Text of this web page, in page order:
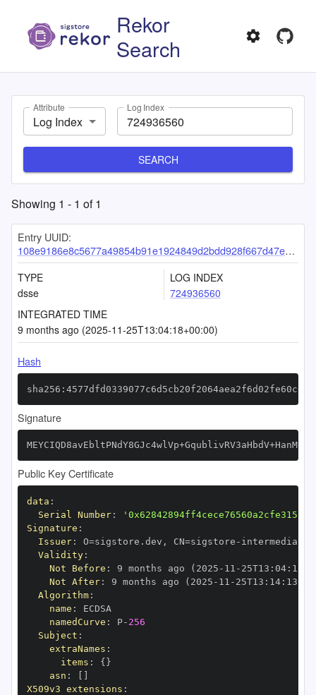
Rekor
Search
Attribute
Log Index
Log Index
SEARCH
Showing 1 - 1 of1
Entry UUID:
108e9186e8c5677a49854b91e1924849d2bdd928f667d47e485b0af1f92e55b5d7ede19c5aa1dc5d
TYPE
dsse
LOG INDEX
724936560
INTEGRATED TIME
9 months ago (2025-11-25T13:04:18+00:00)
Hash
Signature
Public Key Certificate
data :
Serial Number:
Signature :
Issuer: O=sigstore.dev , CN=sigstore -
Validity:
Not Before : 9 months ago (2025 - 11 - 25T13 : 04:
Not After: 9 months ago (2025 - 11 - 25T13 : 14: 13+00
Algorithm:
name :
namedCurve : P- 256
Subject :
extraNames :
items : { }
asn :
X509v3 extensions :